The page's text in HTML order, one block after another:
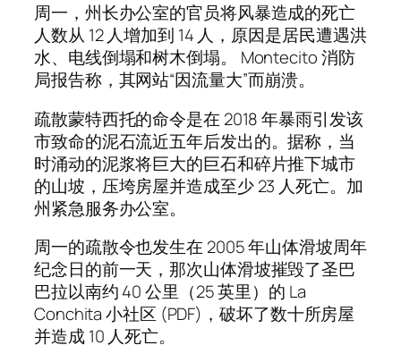
周一，州长办公室的官员将风暴造成的死亡
人数从 12 人增加到 14 人，原因是居民遭遇洪
水、电线倒塌和树木倒塌。 Montecito 消防
局报告称，其网站“因流量大”而崩溃。
疏散蒙特西托的命令是在 2018 年暴雨引发该
市致命的泥石流近五年后发出的。据称，当
时涌动的泥浆将巨大的巨石和碎片推下城市
的山坡，压垮房屋并造成至少 23 人死亡。加
州紧急服务办公室。
周一的疏散令也发生在 2005 年山体滑坡周年
纪念日的前一天，那次山体滑坡摧毁了圣巴
巴拉以南约 40 公里（25 英里）的 La
Conchita 小社区 (PDF)，破坏了数十所房屋
并造成 10 人死亡。